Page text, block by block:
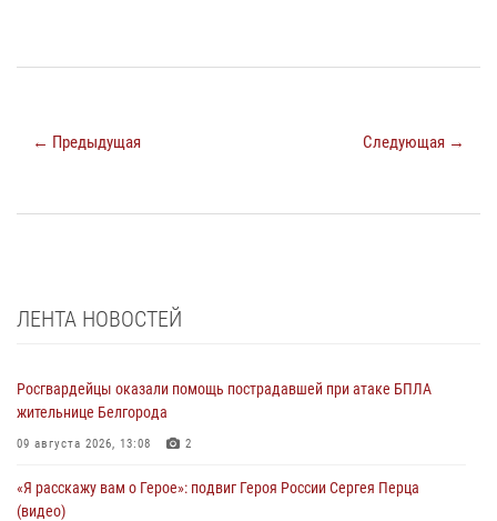
← Предыдущая Следующая →
ЛЕНТА НОВОСТЕЙ
Росгвардейцы оказали помощь пострадавшей при атаке БПЛА
жительнице Белгорода
09 августа 2026, 13:08 2
«Я расскажу вам о Герое»: подвиг Героя России Сергея Перца
(видео)